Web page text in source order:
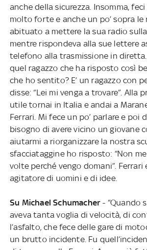
anche della sicurezza. Insomma,
molto forte e anche un po’ sopra le
abituato a mettere la sua radio
mentre rispondeva alla sue lettere
telefono alla trasmissione in diretta.
quel ragazzo che ha risposto così
che ho sentito? E’ un ragazzo con
disse: “Lei mi venga a trovare”. Alla
utile tornai in Italia e andai a
Ferrari. Mi fece un po’ parlare e poi
bisogno di avere vicino un giovane
aiutarmi a riorganizzare la nostra
sfacciataggine ho risposto: “Non
volte perché vengo domani”. Ferrari
agitatore di uomini e di idee.
Su Michael Schumacher- “Quando
aveva tanta voglia di velocità, di
l’asfalto, che fece delle gare di
un brutto incidente. Fu